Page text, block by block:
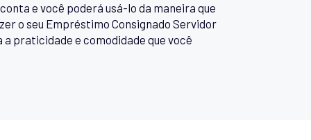
e você poderá usá-lo da maneira que
o seu Empréstimo Consignado Servidor
a praticidade e comodidade que você